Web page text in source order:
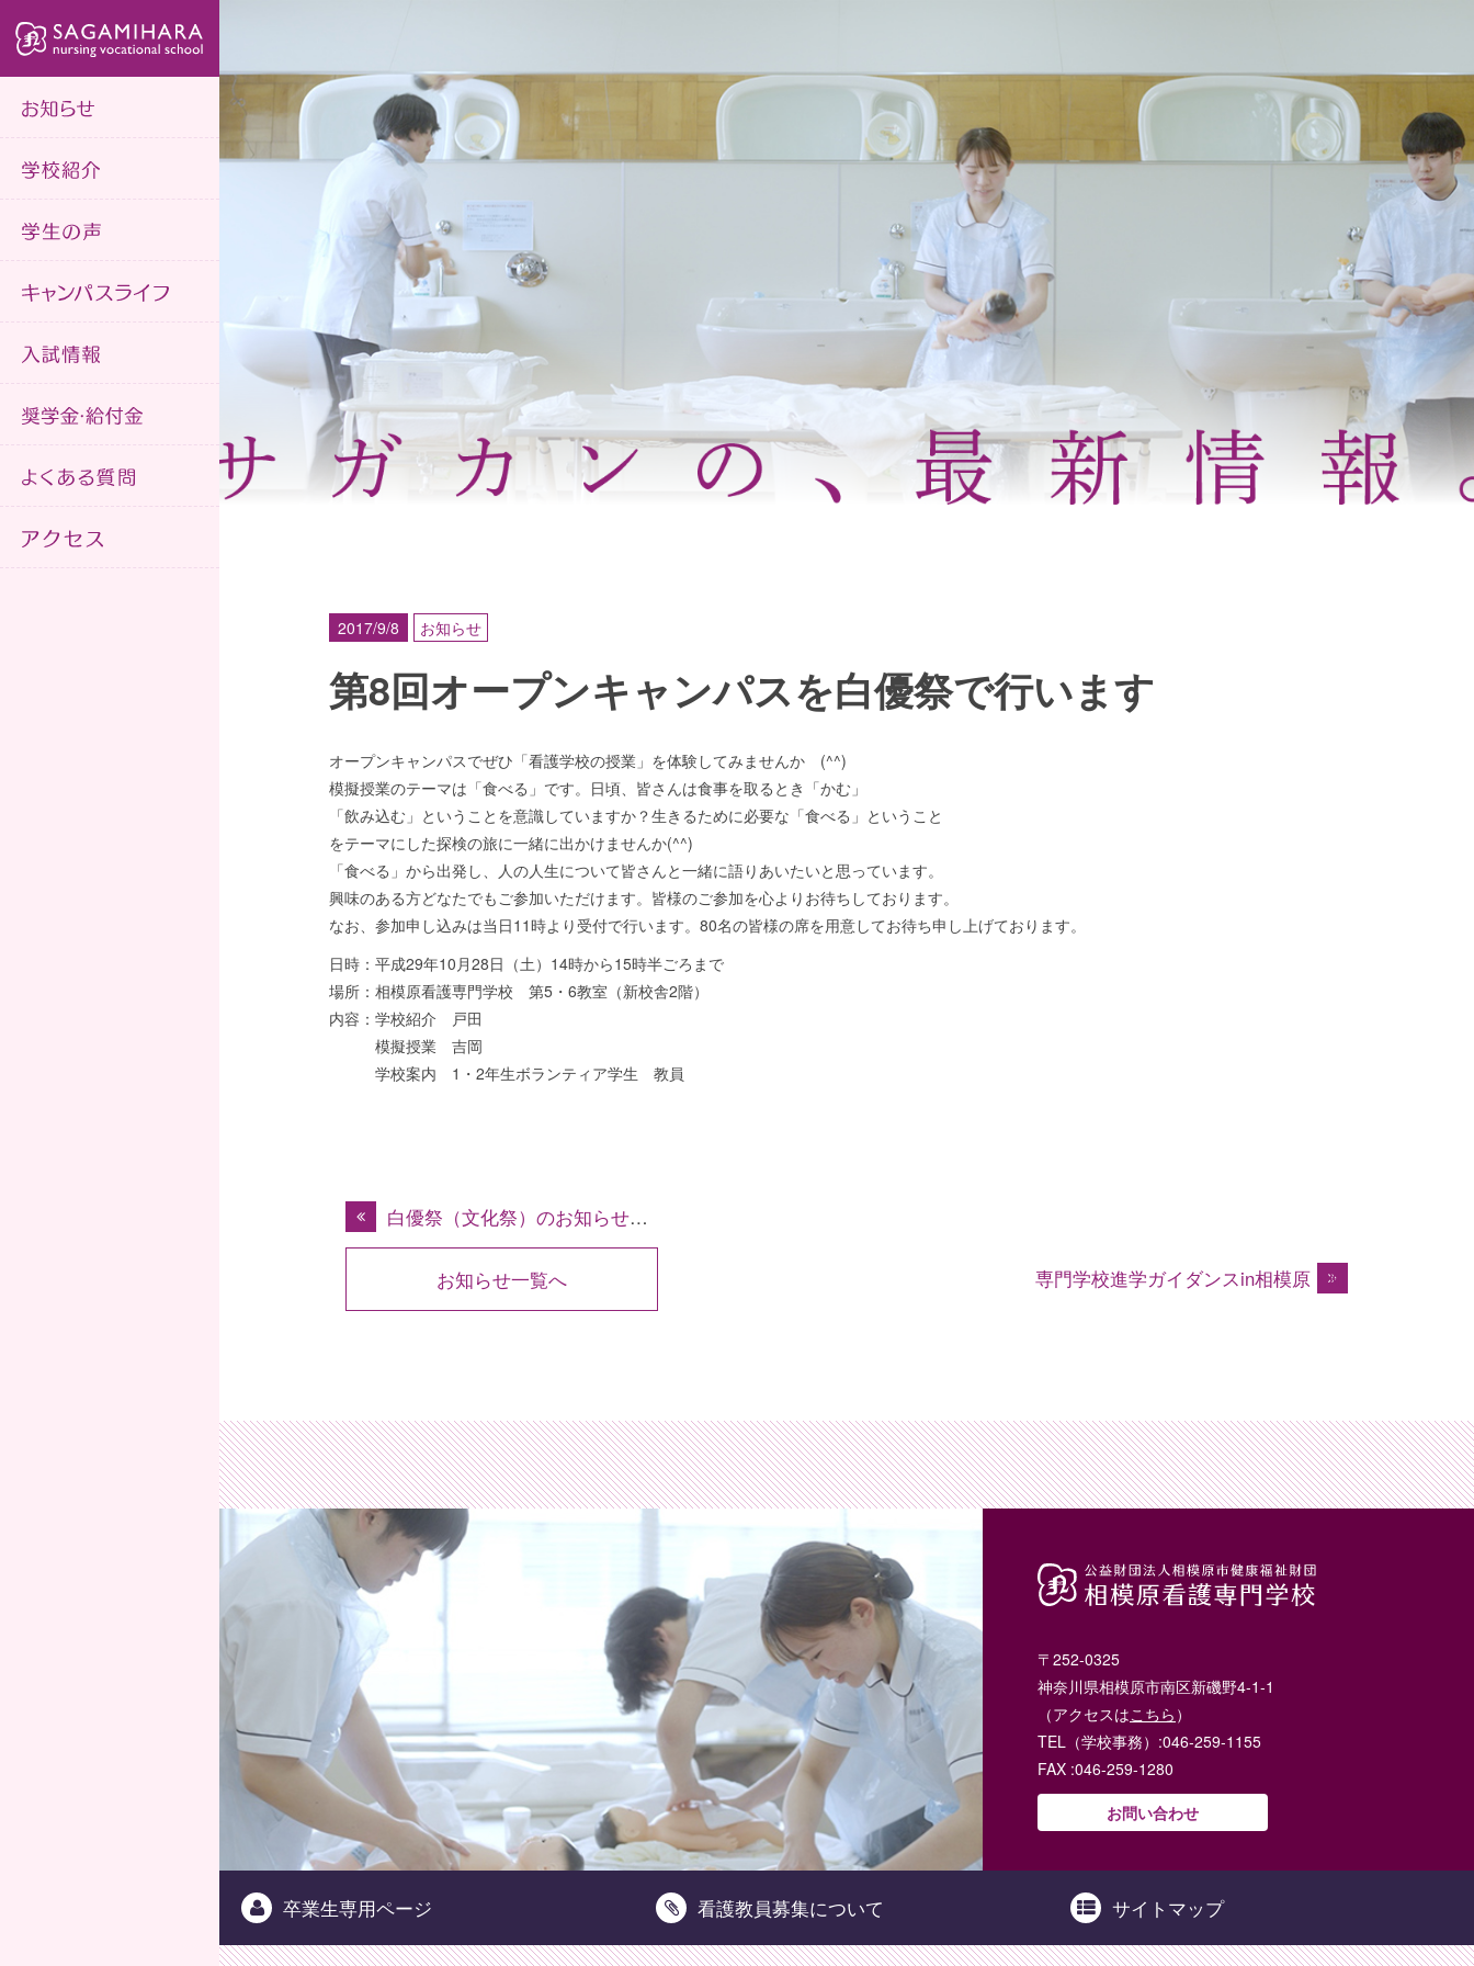
2017/9/8 お知らせ
第8回オープンキャンパスを白優祭で行います
オープンキャンパスでぜひ「看護学校の授業」を体験してみませんか (^^)
模擬授業のテーマは「食べる」です。日頃、皆さんは食事を取るとき「かむ」
「飲み込む」ということを意識していますか？生きるために必要な「食べる」ということ
をテーマにした探検の旅に一緒に出かけませんか(^^)
「食べる」から出発し、人の人生について皆さんと一緒に語りあいたいと思っています。
興味のある方どなたでもご参加いただけます。皆様のご参加を心よりお待ちしております。
なお、参加申し込みは当日11時より受付で行います。80名の皆様の席を用意してお待ち申し上げております。
日時：平成29年10月28日（土）14時から15時半ごろまで
場所：相模原看護専門学校 第5・6教室（新校舎2階）
内容：学校紹介 戸田
模擬授業 吉岡
学校案内 1・2年生ボランティア学生 教員
白優祭（文化祭）のお知らせ【2017】
お知らせ一覧へ 専門学校進学ガイダンスin相模原・町田・厚木エリ
〒252-0325
神奈川県相模原市南区新磯野4-1-1
（アクセスはこちら ）
TEL（学校事務）:046-259-1155
FAX :046-259-1280
お問い合わせ
卒業生専用ページ 看護教員募集について サイトマップ